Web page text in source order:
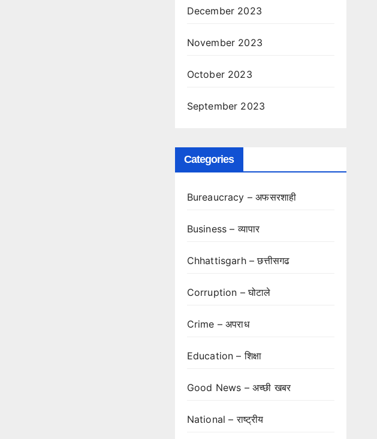
December 2023
November 2023
October 2023
September 2023
Categories
Bureaucracy – अफसरशाही
Business – व्यापार
Chhattisgarh – छत्तीसगढ
Corruption – घोटाले
Crime – अपराध
Education – शिक्षा
Good News – अच्छी खबर
National – राष्ट्रीय